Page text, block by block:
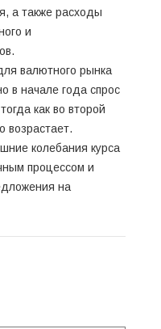
а также расходы
и
валютного рынка
в начале года спрос
как во второй
возрастает.
колебания курса
процессом и
на